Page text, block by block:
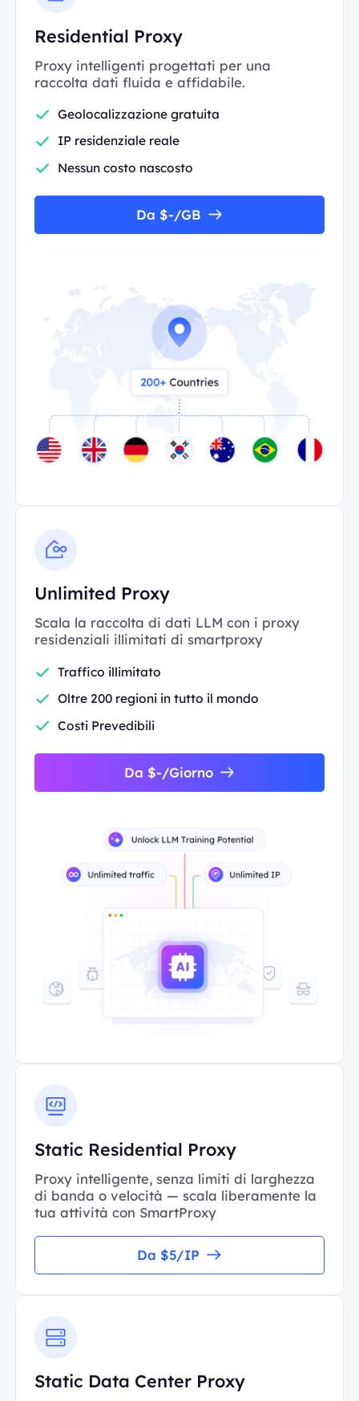
Residential Proxy
Proxy intelligenti progettati per una
raccolta dati fluida e affidabile.
Geolocalizzazione gratuita
IP residenziale reale
Nessun costo nascosto
Da $-/GB
Unlimited Proxy
Scala la raccolta di dati LLM con i proxy
residenziali illimitati di smartproxy
Traffico illimitato
Oltre 200 regioni in tutto il mondo
Costi Prevedibili
Da $-/Giorno
Static Residential Proxy
Proxy intelligente, senza limiti di larghezza
di banda o velocità — scala liberamente la
tua attività con SmartProxy
Da $5/IP
Static Data Center Proxy